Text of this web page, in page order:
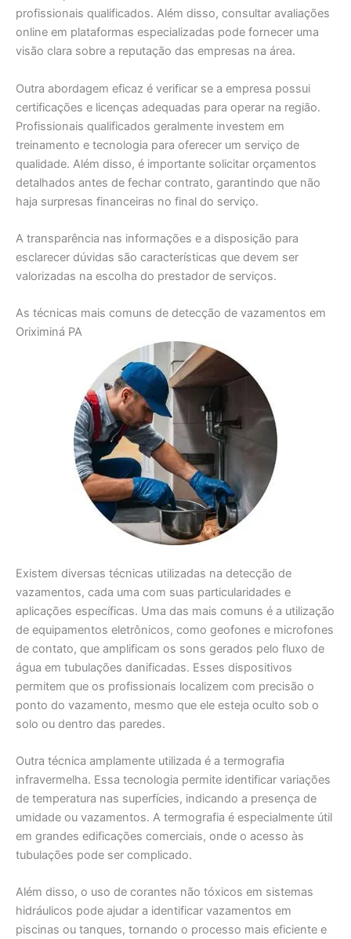
profissionais qualificados. Além disso, consultar avaliações
online em plataformas especializadas pode fornecer uma
visão clara sobre a reputação das empresas na área.
Outra abordagem eficaz é verificar se a empresa possui
certificações e licenças adequadas para operar na região.
Profissionais qualificados geralmente investem em
treinamento e tecnologia para oferecer um serviço de
qualidade. Além disso, é importante solicitar orçamentos
detalhados antes de fechar contrato, garantindo que não
haja surpresas financeiras no final do serviço.
A transparência nas informações e a disposição para
esclarecer dúvidas são características que devem ser
valorizadas na escolha do prestador de serviços.
As técnicas mais comuns de detecção de vazamentos em
Oriximiná PA
Existem diversas técnicas utilizadas na detecção de
vazamentos, cada uma com suas particularidades e
aplicações específicas. Uma das mais comuns é a utilização
de equipamentos eletrônicos, como geofones e microfones
de contato, que amplificam os sons gerados pelo fluxo de
água em tubulações danificadas. Esses dispositivos
permitem que os profissionais localizem com precisão o
ponto do vazamento, mesmo que ele esteja oculto sob o
solo ou dentro das paredes.
Outra técnica amplamente utilizada é a termografia
infravermelha. Essa tecnologia permite identificar variações
de temperatura nas superfícies, indicando a presença de
umidade ou vazamentos. A termografia é especialmente útil
em grandes edificações comerciais, onde o acesso às
tubulações pode ser complicado.
Além disso, o uso de corantes não tóxicos em sistemas
hidráulicos pode ajudar a identificar vazamentos em
piscinas ou tanques, tornando o processo mais eficiente e